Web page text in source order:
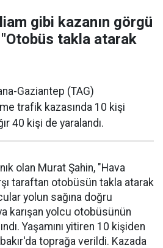
gibi kazanın görgü
"Otobüs takla atarak
Gaziantep (TAG)
trafik kazasında 10 kişi
40 kişi de yaralandı.
olan Murat Şahin, "Hava
taraftan otobüsün takla atarak
yolun sağına doğru
karışan yolcu otobüsünün
Yaşamını yitiren 10 kişiden
toprağa verildi. Kazada